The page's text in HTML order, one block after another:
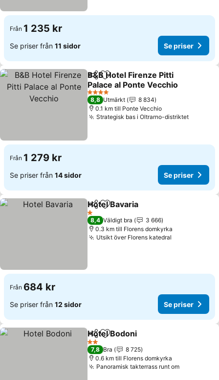
Från 1 235 kr
Se priser från 11 sidor Se priser
Dela Lägg till i Mina Favoriter
B&B Hotel Firenze Pitti
Palace al Ponte Vecchio
4 Stjärnor
8,8 Utmärkt
8 834
0.1 km till Ponte Vecchio
Strategisk bas i Oltrarno-distriktet
Från 1 279 kr
Se priser från 14 sidor Se priser
Dela Lägg till i Mina Favoriter
Hotel Bavaria
1 Stjärnor
8,4 Väldigt bra
3 666
0.3 km till Florens domkyrka
Utsikt över Florens katedral
Från 684 kr
Se priser från 12 sidor Se priser
Dela Lägg till i Mina Favoriter
Hotel Bodoni
2 Stjärnor
7,8 Bra
8 725
0.6 km till Florens domkyrka
Panoramisk takterrass runt om